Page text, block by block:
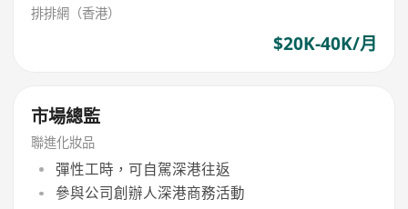
排排網（香港）
$20K-40K/月
市場總監
聯進化妝品
彈性工時，可自駕深港往返
參與公司創辦人深港商務活動